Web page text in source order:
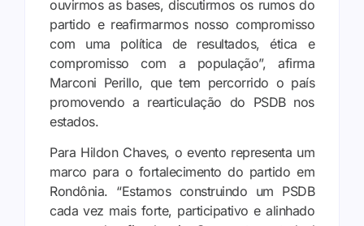
ouvirmos as bases, discutirmos os rumos do
partido e reafirmarmos nosso compromisso
com uma política de resultados, ética e
compromisso com a população”, afirma
Marconi Perillo, que tem percorrido o país
promovendo a rearticulação do PSDB nos
estados.
Para Hildon Chaves, o evento representa um
marco para o fortalecimento do partido em
Rondônia. “Estamos construindo um PSDB
cada vez mais forte, participativo e alinhado